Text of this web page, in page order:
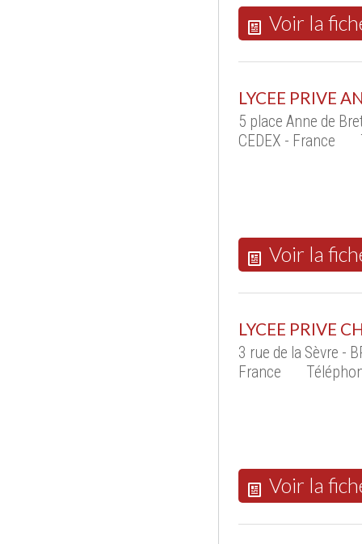
Voir la
LYCEE PRIVE
5 place Anne de
CEDEX - France
Voir la
LYCEE PRIVE
3 rue de la Sèvre -
France
Voir la